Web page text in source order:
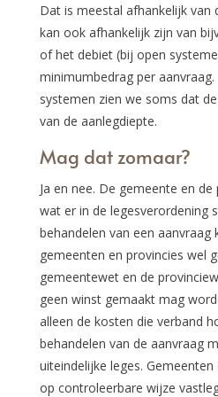
Dat is meestal afhankelijk van
kan ook afhankelijk zijn van
of het debiet (bij open
minimumbedrag per
systemen zien we soms dat
van de aanlegdiepte.
Mag dat zomaar?
Ja en nee. De gemeente en
wat er in de legesverordening
behandelen van een aanvraag
gemeenten en provincies wel
gemeentewet en de
geen winst gemaakt mag
alleen de kosten die verband
behandelen van de aanvraag
uiteindelijke leges.
op controleerbare wijze